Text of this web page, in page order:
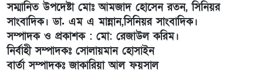
সম্মানিত উপদেষ্টা মোঃ আমজাদ হোসেন রতন, সিনিয়র
সাংবাদিক। ডা. এম এ মান্নান,সিনিয়র সাংবাদিক।
সম্পাদক ও প্রকাশক : মো: রেজাউল করিম।
নির্বাহী সম্পাদকঃ সোলায়মান হোসাইন
বার্তা সম্পাদকঃ জাকারিয়া আল ফয়সাল